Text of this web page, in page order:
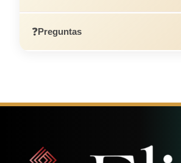
❓Preguntas